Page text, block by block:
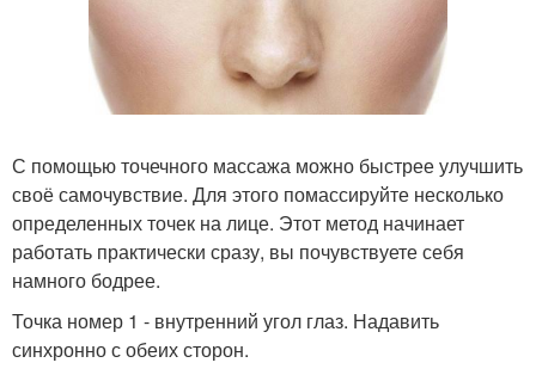
С помощью точечного массажа можно быстрее улучшить
своё самочувствие. Для этого помассируйте несколько
определенных точек на лице. Этот метод начинает
работать практически сразу, вы почувствуете себя
намного бодрее.
Точка номер 1 - внутренний угол глаз. Надавить
синхронно с обеих сторон.